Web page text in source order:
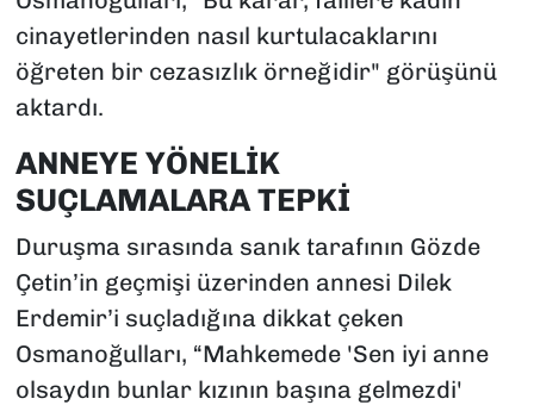
cinayetlerinden nasıl kurtulacaklarını
öğreten bir cezasızlık örneğidir" görüşünü
aktardı.
ANNEYE YÖNELİK
SUÇLAMALARA TEPKİ
Duruşma sırasında sanık tarafının Gözde
Çetin’in geçmişi üzerinden annesi Dilek
Erdemir’i suçladığına dikkat çeken
Osmanoğulları, “Mahkemede 'Sen iyi anne
olsaydın bunlar kızının başına gelmezdi'